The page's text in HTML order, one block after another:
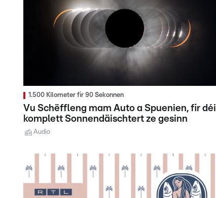
1.500 Kilometer fir 90 Sekonnen
Vu Schëffleng mam Auto a Spuenien, fir déi
komplett Sonnendäischtert ze gesinn
Audio